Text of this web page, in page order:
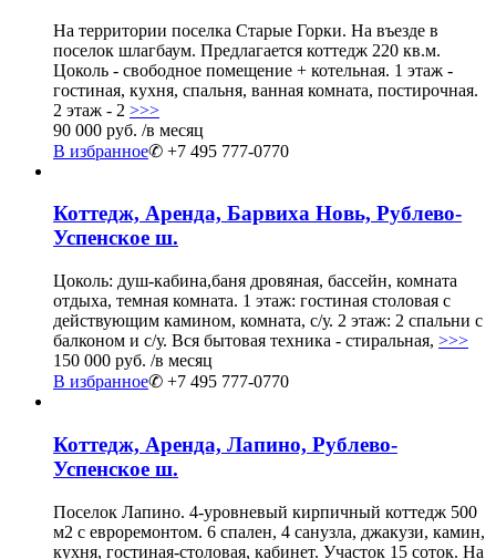
На территории поселка Старые Горки. На въезде в
поселок шлагбаум. Предлагается коттедж 220 кв.м.
Цоколь - свободное помещение + котельная. 1 этаж -
гостиная, кухня, спальня, ванная комната, постирочная.
2 этаж - 2 >>>
90 000 руб. /в месяц
В избранное✆ +7 495 777-0770
Коттедж, Аренда, Барвиха Новь, Рублево-
Успенское ш.
Цоколь: душ-кабина,баня дровяная, бассейн, комната
отдыха, темная комната. 1 этаж: гостиная столовая с
действующим камином, комната, с/у. 2 этаж: 2 спальни с
балконом и с/у. Вся бытовая техника - стиральная, >>>
150 000 руб. /в месяц
В избранное✆ +7 495 777-0770
Коттедж, Аренда, Лапино, Рублево-
Успенское ш.
Поселок Лапино. 4-уровневый кирпичный коттедж 500
м2 с евроремонтом. 6 спален, 4 санузла, джакузи, камин,
кухня, гостиная-столовая, кабинет. Участок 15 соток. На